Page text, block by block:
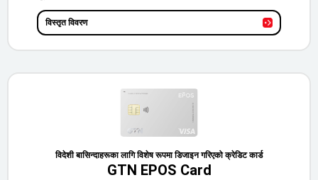
विस्तृत विवरण
विदेशी बासिन्दाहरूका लागि विशेष रूपमा डिजाइन गरिएको क्रेडिट कार्ड
GTN EPOS Card